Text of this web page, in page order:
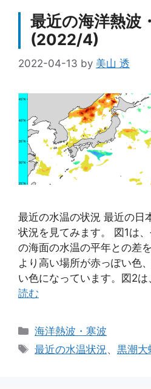
最近の海洋熱波
(2022/4)
2022-04-13 by 美山 透
最近の水温の状況 最近の日
状況を見てみます。 図1は
の海面の水温の平年との差
より高い場所が赤っぽい色
い色になっています。図2
読む
カ
テ
海洋熱波・寒波
タ
最近の水温状況、黒潮大